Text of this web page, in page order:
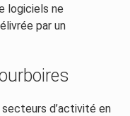
logiciels ne
par un
d’activité en